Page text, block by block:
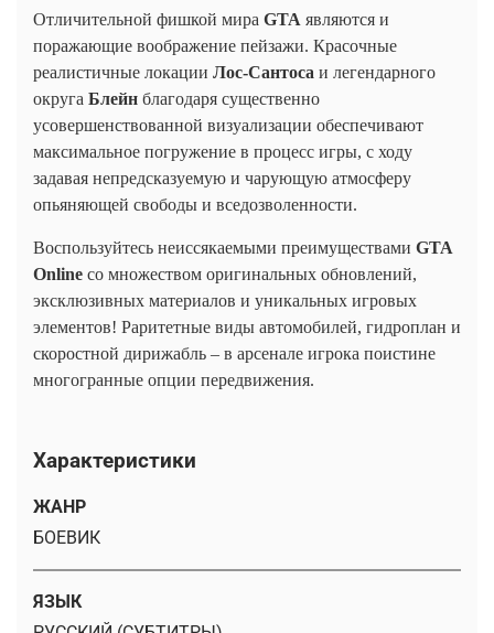
Отличительной фишкой мира GTA являются и
поражающие воображение пейзажи. Красочные
реалистичные локации Лос-Сантоса и легендарного
округа Блейн благодаря существенно
усовершенствованной визуализации обеспечивают
максимальное погружение в процесс игры, с ходу
задавая непредсказуемую и чарующую атмосферу
опьяняющей свободы и вседозволенности.
Воспользуйтесь неиссякаемыми преимуществами GTA
Online со множеством оригинальных обновлений,
эксклюзивных материалов и уникальных игровых
элементов! Раритетные виды автомобилей, гидроплан и
скоростной дирижабль – в арсенале игрока поистине
многогранные опции передвижения.
Характеристики
ЖАНР
БОЕВИК
ЯЗЫК